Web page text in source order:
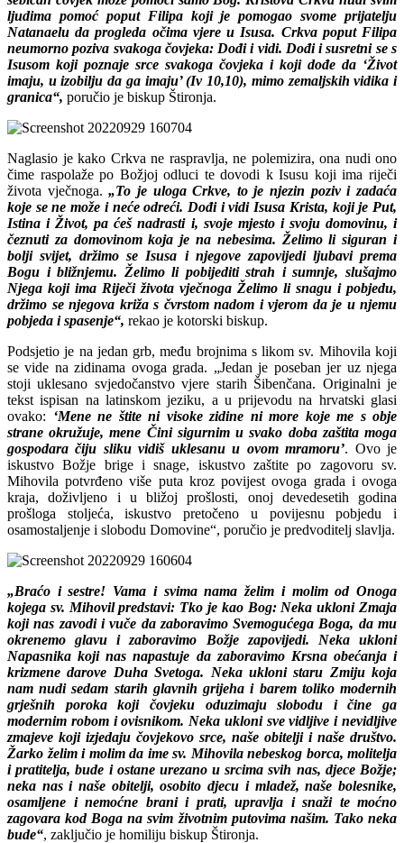
ljudima pomoć poput Filipa koji je pomogao svome prijatelju
Natanaelu da progleda očima vjere u Isusa. Crkva poput Filipa
neumorno poziva svakoga čovjeka: Dođi i vidi. Dođi i susretni se s
Isusom koji poznaje srce svakoga čovjeka i koji dođe da ‘Život
imaju, u izobilju da ga imaju’ (Iv 10,10), mimo zemaljskih vidika i
granica“, poručio je biskup Štironja.
Naglasio je kako Crkva ne raspravlja, ne polemizira, ona nudi ono
čime raspolaže po Božjoj odluci te dovodi k Isusu koji ima riječi
života vječnoga.„To je uloga Crkve, to je njezin poziv i zadaća
koje se ne može i neće odreći. Dođi i vidi Isusa Krista, koji je Put,
Istina i Život, pa ćeš nadrasti i, svoje mjesto i svoju domovinu, i
čeznuti za domovinom koja je na nebesima. Želimo li siguran i
bolji svijet, držimo se Isusa i njegove zapovijedi ljubavi prema
Bogu i bližnjemu. Želimo li pobijediti strah i sumnje, slušajmo
Njega koji ima Riječi života vječnoga Želimo li snagu i pobjedu,
držimo se njegova križa s čvrstom nadom i vjerom da je u njemu
pobjeda i spasenje“, rekao je kotorski biskup.
Podsjetio je na jedan grb, među brojnima s likom sv. Mihovila koji
se vide na zidinama ovoga grada. „Jedan je poseban jer uz njega
stoji uklesano svjedočanstvo vjere starih Šibenčana. Originalni je
tekst ispisan na latinskom jeziku, a u prijevodu na hrvatski glasi
ovako: ‘Mene ne štite ni visoke zidine ni more koje me s obje
strane okružuje, mene Čini sigurnim u svako doba zaštita moga
gospodara čiju sliku vidiš uklesanu u ovom mramoru’. Ovo je
iskustvo Božje brige i snage, iskustvo zaštite po zagovoru sv.
Mihovila potvrđeno više puta kroz povijest ovoga grada i ovoga
kraja, doživljeno i u bližoj prošlosti, onoj devedesetih godina
prošloga stoljeća, iskustvo pretočeno u povijesnu pobjedu i
osamostaljenje i slobodu Domovine“, poručio je predvoditelj slavlja.
„Braćo i sestre! Vama i svima nama želim i molim od Onoga
kojega sv. Mihovil predstavi: Tko je kao Bog: Neka ukloni Zmaja
koji nas zavodi i vuče da zaboravimo Svemogućega Boga, da mu
okrenemo glavu i zaboravimo Božje zapovijedi. Neka ukloni
Napasnika koji nas napastuje da zaboravimo Krsna obećanja i
krizmene darove Duha Svetoga. Neka ukloni staru Zmiju koja
nam nudi sedam starih glavnih grijeha i barem toliko modernih
grješnih poroka koji čovjeku oduzimaju slobodu i čine ga
modernim robom i ovisnikom. Neka ukloni sve vidljive i nevidljive
zmajeve koji izjedaju čovjekovo srce, naše obitelji i naše društvo.
Žarko želim i molim da ime sv. Mihovila nebeskog borca, molitelja
i pratitelja, bude i ostane urezano u srcima svih nas, djece Božje;
neka nas i naše obitelji, osobito djecu i mladež, naše bolesnike,
osamljene i nemoćne brani i prati, upravlja i snaži te moćno
zagovara kod Boga na svim životnim putovima našim. Tako neka
bude“, zaključio je homiliju biskup Štironja.